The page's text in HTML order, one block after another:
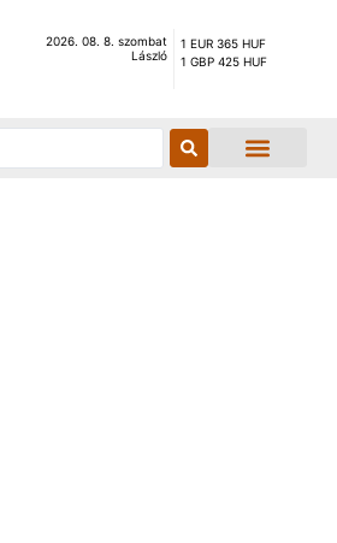
2026. 08. 8. szombat
László
1 EUR 365 HUF
1 GBP 425 HUF